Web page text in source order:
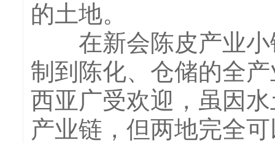
的土地。
在新会陈皮产业小
制到陈化、仓储的全
西亚广受欢迎，虽因
产业链，但两地完全